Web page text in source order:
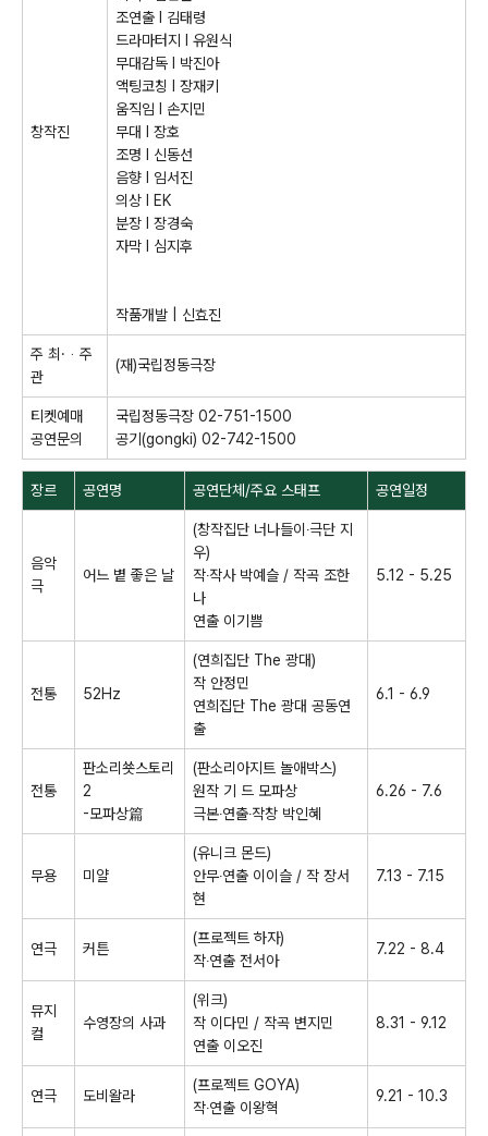
창작진
조연출
김태령
드라마터지
유원식
무대감독
박진아
액팅코칭
장재키
움직임
손지민
무대
장호
조명
신동선
음향
임서진
의상
l EK
분장
장경숙
자막
심지후
작품개발 신효진
주 최 · ᆞ주
관
(재)국립정동극장
티켓예매
공연문의
국립정동극장 02-751-1500
공기 (gongki) 02-742-1500
장르 공연명 공연단체 /주요 스태프 공연일정
음악
극
어느 볕 좋은 날
(창작집단 너나들이 ‧극단 지
우)
작‧작사 박예슬 / 작곡 조한
나
연출 이기쁨
5.12 - 5.25
전통 52Hz
(연희집단 The 광대)
작 안정민
연희집단 The 광대 공동연
출
6.1 - 6.9
전통
판소리쑛스토리
2
-모파상篇
(판소리아지트 놀애박스)
원작 기 드 모파상
극본‧연출‧작창 박인혜
6.26 - 7.6
무용 미얄
(유니크 몬드)
안무‧연출 이이슬 / 작 장서
현
7.13 - 7.15
연극 커튼
(프로젝트 하자)
작‧연출 전서아
7.22 - 8.4
뮤지
컬
수영장의 사과
(위크)
작 이다민 / 작곡 변지민
연출 이오진
8.31 - 9.12
연극 도비왈라
(프로젝트 GOYA)
작‧연출 이왕혁
9.21 - 10.3